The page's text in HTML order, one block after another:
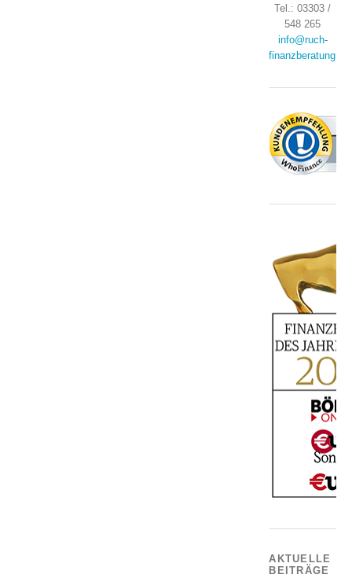
Tel.: 03303 /
548 265
info@ruch-
finanzberatung.de
AKTUELLE
BEITRÄGE